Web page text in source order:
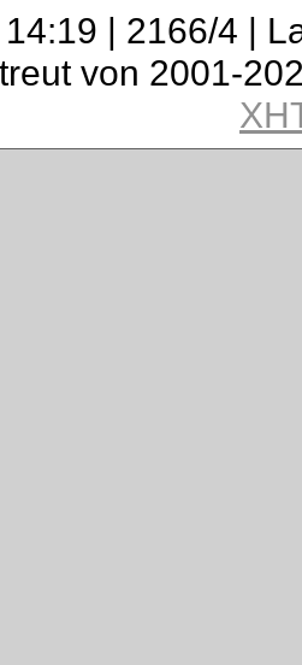
| 2166/4 |
von 2001-